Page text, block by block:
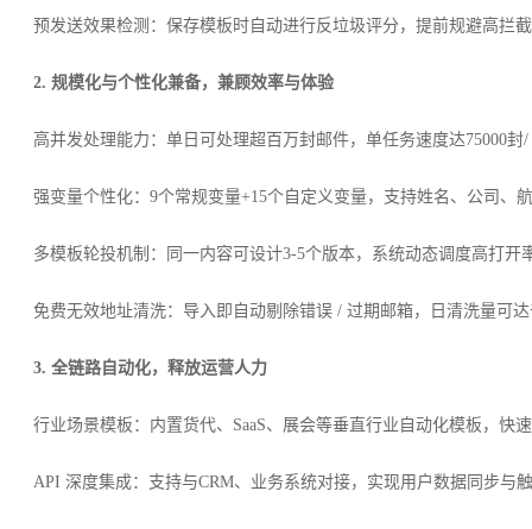
预发送效果检测：保存模板时自动进行反垃圾评分，提前规避高拦
2. 规模化与个性化兼备，兼顾效率与体验
高并发处理能力：单日可处理超百万封邮件，单任务速度达75000
强变量个性化：9个常规变量+15个自定义变量，支持姓名、公司、
多模板轮投机制：同一内容可设计3-5个版本，系统动态调度高打开
免费无效地址清洗：导入即自动剔除错误 / 过期邮箱，日清洗量可
3. 全链路自动化，释放运营人力
行业场景模板：内置货代、SaaS、展会等垂直行业自动化模板，快
API 深度集成：支持与CRM、业务系统对接，实现用户数据同步与